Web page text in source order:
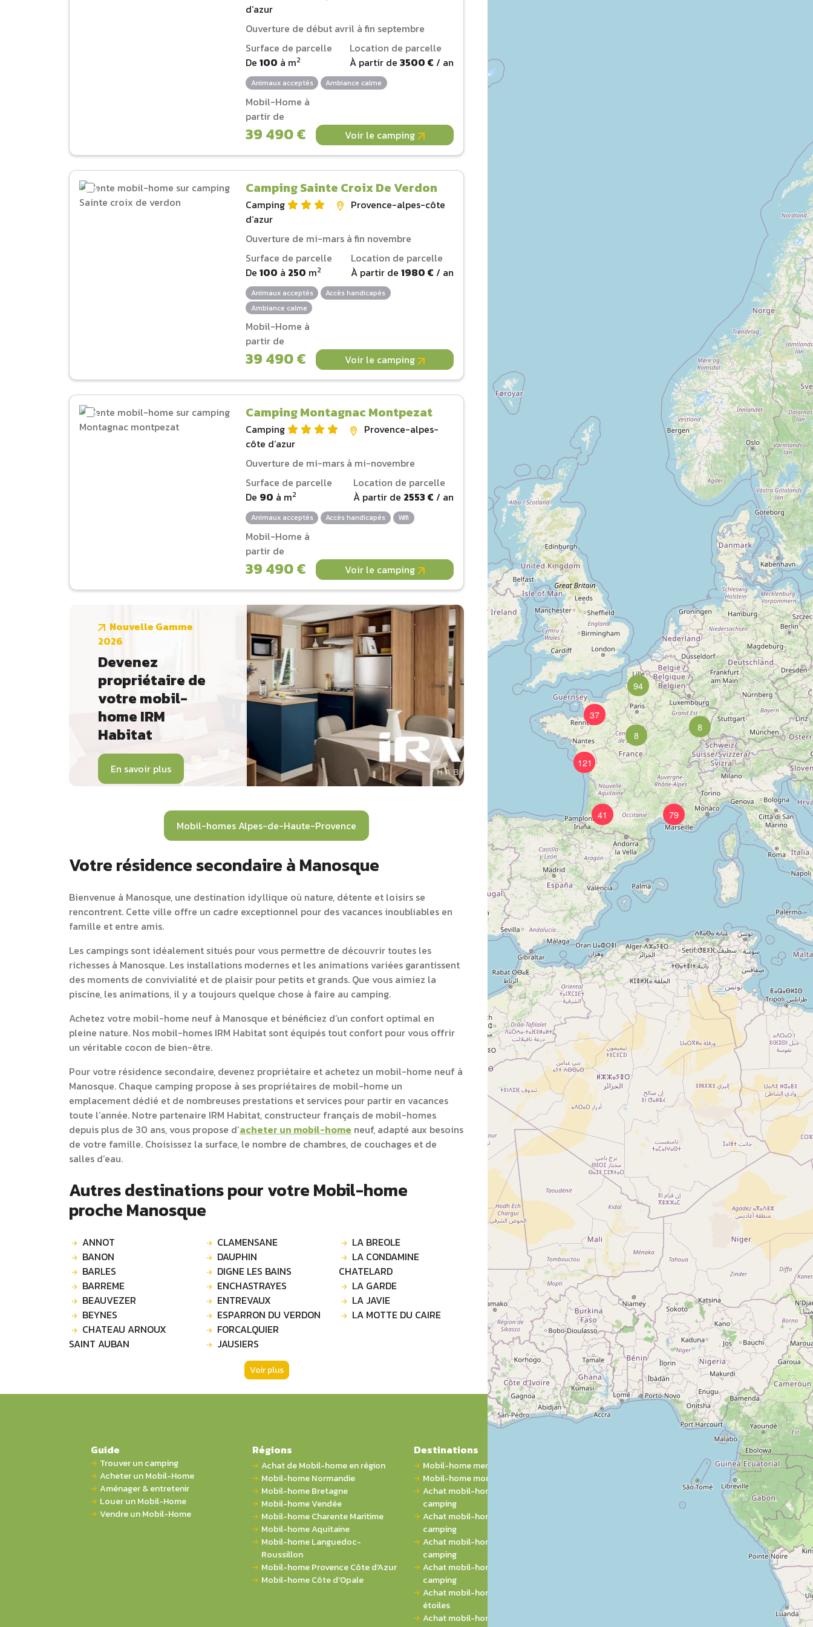
8
37
8
94
79
121
41
d‘azur
Ouverture de début avril à fin septembre
Surface de parcelle
De100 à m2
Location de parcelle
À partir de 3500 € / an
Animaux acceptés Ambiance calme
Mobil-Home à
partir de
39 490 € Voir le camping
Camping Sainte Croix De Verdon
Camping
Provence-alpes-côte
d‘azur
Ouverture de mi-mars à fin novembre
Surface de parcelle
De100 à 250 m2
Location de parcelle
À partir de 1980 € / an
Animaux acceptés
Accès handicapés
Ambiance calme
Mobil-Home à
partir de
39 490 € Voir le camping
Camping Montagnac Montpezat
Camping
Provence-alpes-
côte d‘azur
Ouverture de mi-mars à mi-novembre
Surface de parcelle
De 90 à m2
Location de parcelle
À partir de 2553 € / an
Animaux acceptés Accès handicapés Wifi
Mobil-Home à
partir de
39 490 € Voir le camping
Nouvelle Gamme
2026
Devenez
propriétaire de
votre mobil-
home IRM
Habitat
En savoir plus
Mobil-homes Alpes-de-Haute-Provence
Votre résidence secondaire à Manosque
Bienvenue à Manosque, une destination idyllique où nature, détente et loisirs se
rencontrent. Cette ville offre un cadre exceptionnel pour des vacances inoubliables en
famille et entre amis.
Les campings sont idéalement situés pour vous permettre de découvrir toutes les
richesses à Manosque. Les installations modernes et les animations variées garantissent
des moments de convivialité et de plaisir pour petits et grands. Que vous aimiez la
piscine, les animations, il y a toujours quelque chose à faire au camping.
Achetez votre mobil-home neuf à Manosque et bénéficiez d’un confort optimal en
pleine nature. Nos mobil-homes IRM Habitat sont équipés tout confort pour vous offrir
un véritable cocon de bien-être.
Pour votre résidence secondaire, devenez propriétaire et achetez un mobil-home neuf à
Manosque. Chaque camping propose à ses propriétaires de mobil-home un
emplacement dédié et de nombreuses prestations et services pour partir en vacances
toute l’année. Notre partenaire IRM Habitat, constructeur français de mobil-homes
depuis plus de 30 ans, vous propose d’acheter un mobil-home neuf, adapté aux besoins
de votre famille. Choisissez la surface, le nombre de chambres, de couchages et de
salles d’eau.
Autres destinations pour votre Mobil-home
proche Manosque
ANNOT
BANON
BARLES
BARREME
BEAUVEZER
BEYNES
CHATEAU ARNOUX
SAINT AUBAN
CLAMENSANE
DAUPHIN
DIGNE LES BAINS
ENCHASTRAYES
ENTREVAUX
ESPARRON DU VERDON
FORCALQUIER
JAUSIERS
LA BREOLE
LA CONDAMINE
CHATELARD
LA GARDE
LA JAVIE
LA MOTTE DU CAIRE
Voir plus
Guide
Trouver un camping
Acheter un Mobil-Home
Aménager & entretenir
Louer un Mobil-Home
Vendre un Mobil-Home
Régions
Achat de Mobil-home en région
Mobil-home Normandie
Mobil-home Bretagne
Mobil-home Vendée
Mobil-home Charente Maritime
Mobil-home Aquitaine
Mobil-home Languedoc-
Roussillon
Mobil-home Provence Côte d'Azur
Mobil-home Côte d'Opale
Destinations
Mobil-home mer
Mobil-home montagne
Achat mobil-home 1 chambre sur
camping
Achat mobil-home 2 chambres sur
camping
Achat mobil-home 3 chambres sur
camping
Achat mobil-home 4 chambres sur
camping
Achat mobil-home sur camping 5
étoiles
Achat mobil-home sur camping